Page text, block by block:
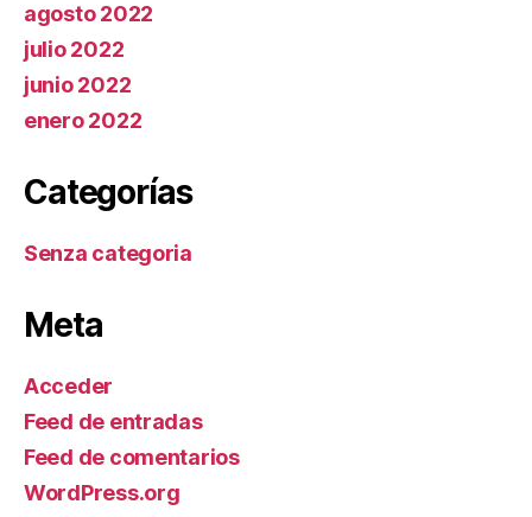
agosto 2022
julio 2022
junio 2022
enero 2022
Categorías
Senza categoria
Meta
Acceder
Feed de entradas
Feed de comentarios
WordPress.org